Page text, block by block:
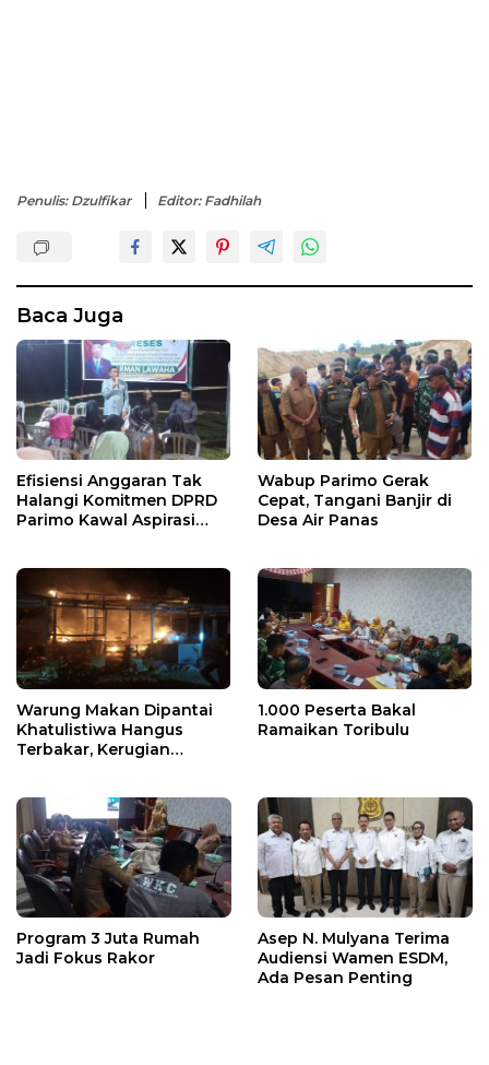
Penulis: Dzulfikar Editor: Fadhilah
Baca Juga
Efisiensi Anggaran Tak
Halangi Komitmen DPRD
Parimo Kawal Aspirasi
Wabup Parimo Gerak
Cepat, Tangani Banjir di
Desa Air Panas
Warung Makan Dipantai
Khatulistiwa Hangus
Terbakar, Kerugian
1.000 Peserta Bakal
Ramaikan Toribulu
Program 3 Juta Rumah
Jadi Fokus Rakor
Asep N. Mulyana Terima
Audiensi Wamen ESDM,
Ada Pesan Penting